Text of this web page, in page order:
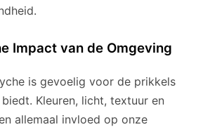
Impact van de Omgeving
is gevoelig voor de prikkels
Kleuren, licht, textuur en
allemaal invloed op onze